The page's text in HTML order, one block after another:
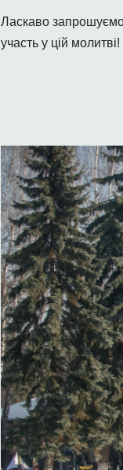
Ласкаво запрошуємо
участь у цій молитві!